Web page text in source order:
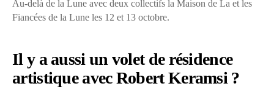
Au-delà de la Lune avec deux collectifs la Maison de La et les
Fiancées de la Lune les 12 et 13 octobre.
Il y a aussi un volet de résidence
artistique avec Robert Keramsi ?